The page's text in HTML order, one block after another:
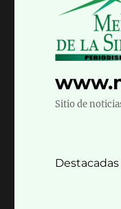
Sitio de
Destacadas